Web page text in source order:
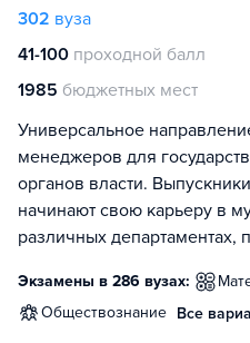
302 вуза
41-100 проходной балл
1985 бюджетных мест
Универсальное
менеджеров для
органов власти.
начинают свою карьеру в
различных департаментах,
Экзамены в 286 вузах:
обществознание Все